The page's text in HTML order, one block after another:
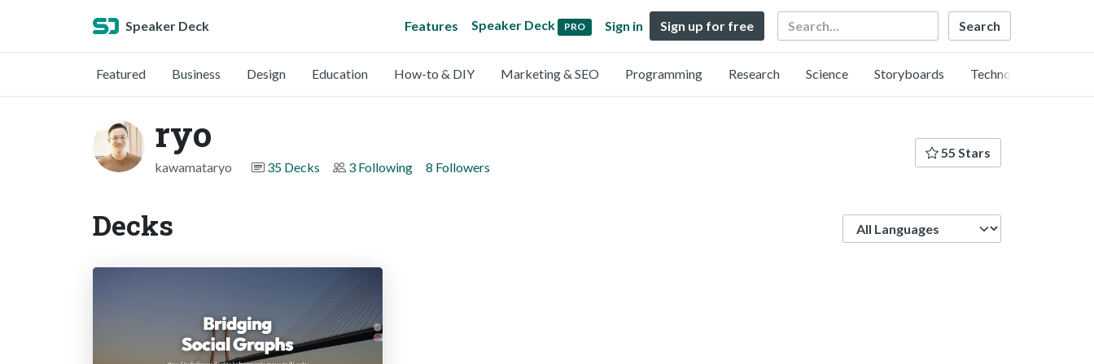
Speaker Deck Features Speaker Deck PRO Sign in Sign up for free Search
Featured Business Design Education How-to & DIY Marketing & SEO Programming Research Science Storyboards Technology
ryo
kawamataryo 35 Decks 3 Following 8 Followers
55 Stars
Decks